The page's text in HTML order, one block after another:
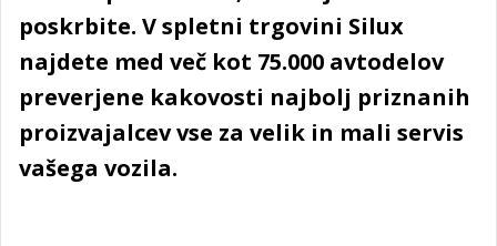
poskrbite. V spletni trgovini Silux
najdete med več kot 75.000 avtodelov
preverjene kakovosti najbolj priznanih
proizvajalcev vse za velik in mali servis
vašega vozila.